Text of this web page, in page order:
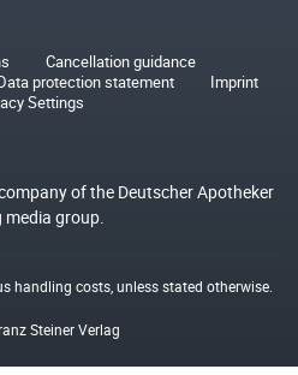
Cancellation guidance
protection statement
Imprint
Settings
of the Deutscher Apotheker
media group.
handling costs, unless stated otherwise.
Steiner Verlag